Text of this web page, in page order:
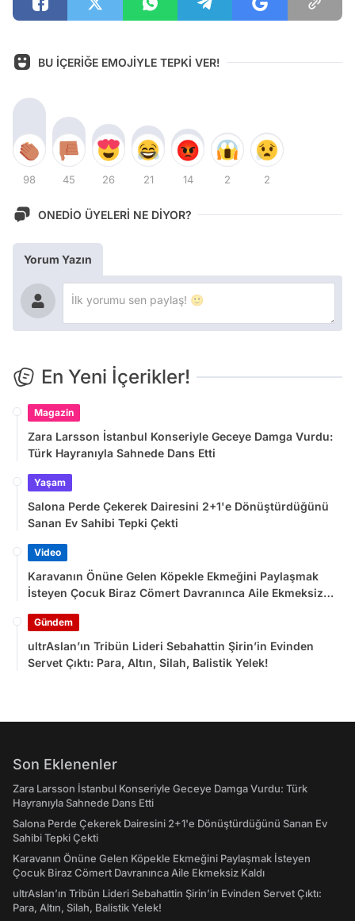
BU İÇERİĞE EMOJİYLE TEPKİ VER!
98 45 26 21 14 2 2
ONEDİO ÜYELERİ NE DİYOR?
Yorum Yazın
En Yeni İçerikler!
Magazin
Zara Larsson İstanbul Konseriyle Geceye Damga Vurdu:
Türk Hayranıyla Sahnede Dans Etti
Yaşam
Salona Perde Çekerek Dairesini 2+1'e Dönüştürdüğünü
Sanan Ev Sahibi Tepki Çekti
Video
Karavanın Önüne Gelen Köpekle Ekmeğini Paylaşmak
İsteyen Çocuk Biraz Cömert Davranınca Aile Ekmeksiz
Gündem
ultrAslan’ın Tribün Lideri Sebahattin Şirin’in Evinden
Servet Çıktı: Para, Altın, Silah, Balistik Yelek!
Son Eklenenler
Zara Larsson İstanbul Konseriyle Geceye Damga Vurdu: Türk
Hayranıyla Sahnede Dans Etti
Salona Perde Çekerek Dairesini 2+1'e Dönüştürdüğünü Sanan Ev
Sahibi Tepki Çekti
Karavanın Önüne Gelen Köpekle Ekmeğini Paylaşmak İsteyen
Çocuk Biraz Cömert Davranınca Aile Ekmeksiz Kaldı
ultrAslan’ın Tribün Lideri Sebahattin Şirin’in Evinden Servet Çıktı:
Para, Altın, Silah, Balistik Yelek!